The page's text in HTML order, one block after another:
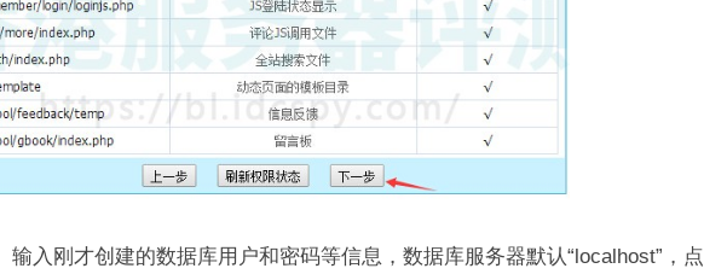
输入刚才创建的数据库用户和密码等信息，数据库服务器默认“localhost”，点